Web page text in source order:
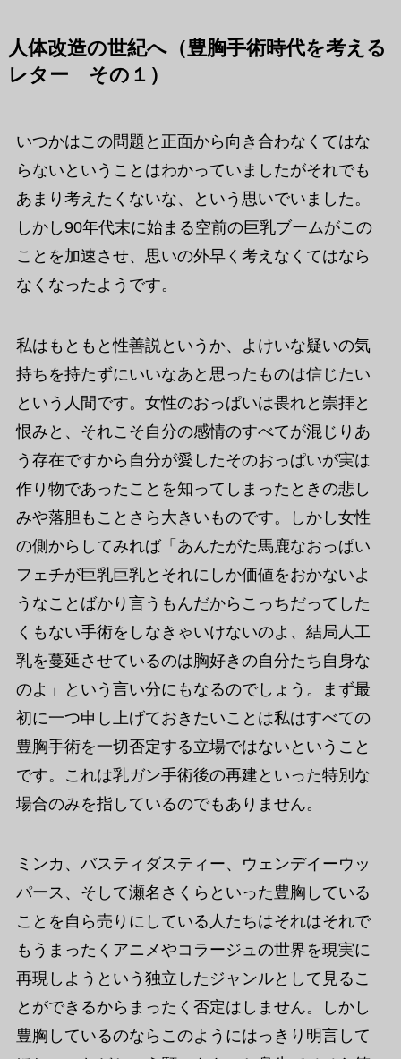
人体改造の世紀へ（豊胸手術時代を考える
レター その１）
いつかはこの問題と正面から向き合わなくてはな
らないということはわかっていましたがそれでも
あまり考えたくないな、という思いでいました。
しかし90年代末に始まる空前の巨乳ブームがこの
ことを加速させ、思いの外早く考えなくてはなら
なくなったようです。
私はもともと性善説というか、よけいな疑いの気
持ちを持たずにいいなあと思ったものは信じたい
という人間です。女性のおっぱいは畏れと崇拝と
恨みと、それこそ自分の感情のすべてが混じりあ
う存在ですから自分が愛したそのおっぱいが実は
作り物であったことを知ってしまったときの悲し
みや落胆もことさら大きいものです。しかし女性
の側からしてみれば「あんたがた馬鹿なおっぱい
フェチが巨乳巨乳とそれにしか価値をおかないよ
うなことばかり言うもんだからこっちだってした
くもない手術をしなきゃいけないのよ、結局人工
乳を蔓延させているのは胸好きの自分たち自身な
のよ」という言い分にもなるのでしょう。まず最
初に一つ申し上げておきたいことは私はすべての
豊胸手術を一切否定する立場ではないということ
です。これは乳ガン手術後の再建といった特別な
場合のみを指しているのでもありません。
ミンカ、バスティダスティー、ウェンデイーウッ
パース、そして瀬名さくらといった豊胸している
ことを自ら売りにしている人たちはそれはそれで
もうまったくアニメやコラージュの世界を現実に
再現しようという独立したジャンルとして見るこ
とができるからまったく否定はしません。しかし
豊胸しているのならこのようにはっきり明言して